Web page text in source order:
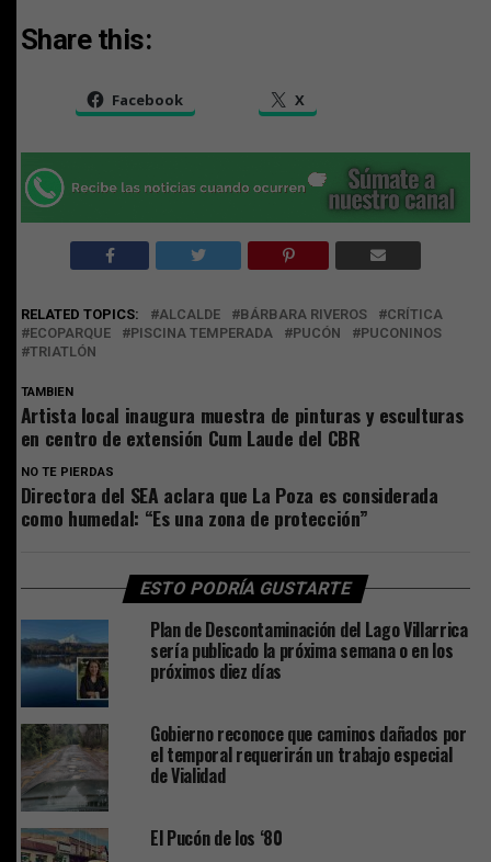
Share this:
Facebook X
RELATED TOPICS: ALCALDE BÁRBARA RIVEROS
CRÍTICA
ECOPARQUE
PISCINA TEMPERADA PUCÓN
PUCONINOS
TRIATLÓN
TAMBIEN
Artista local inaugura muestra de pinturas y esculturas
en centro de extensión Cum Laude del CBR
NO TE PIERDAS
Directora del SEA aclara que La Poza es considerada
como humedal: “Es una zona de protección”
ESTO PODRÍA GUSTARTE
Plan de Descontaminación del Lago Villarrica
sería publicado la próxima semana o en los
próximos diez días
Gobierno reconoce que caminos dañados por
el temporal requerirán un trabajo especial
de Vialidad
El Pucón de los ‘80